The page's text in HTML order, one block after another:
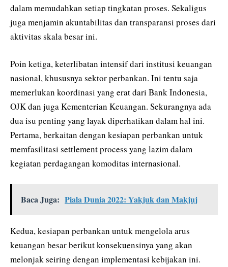
dalam memudahkan setiap tingkatan proses. Sekaligus
juga menjamin akuntabilitas dan transparansi proses dari
aktivitas skala besar ini.
Poin ketiga, keterlibatan intensif dari institusi keuangan
nasional, khususnya sektor perbankan. Ini tentu saja
memerlukan koordinasi yang erat dari Bank Indonesia,
OJK dan juga Kementerian Keuangan. Sekurangnya ada
dua isu penting yang layak diperhatikan dalam hal ini.
Pertama, berkaitan dengan kesiapan perbankan untuk
memfasilitasi settlement process yang lazim dalam
kegiatan perdagangan komoditas internasional.
Baca Juga: Piala Dunia 2022: Yakjuk dan Makjuj
Kedua, kesiapan perbankan untuk mengelola arus
keuangan besar berikut konsekuensinya yang akan
melonjak seiring dengan implementasi kebijakan ini.